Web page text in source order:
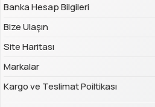
Banka Hesap Bilgileri
Bize Ulaşın
Site Haritası
Markalar
Kargo ve Teslimat Poiltikası